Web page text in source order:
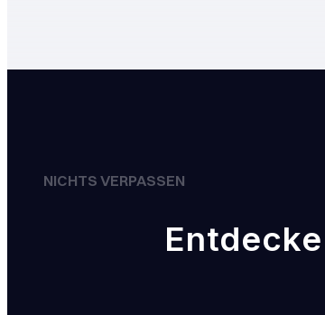
NICHTS VERPASSEN